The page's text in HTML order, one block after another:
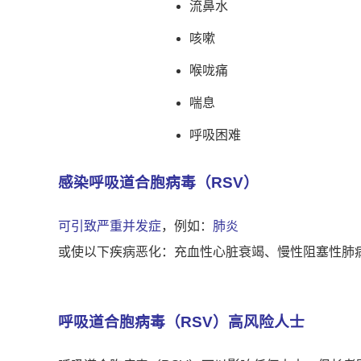
流鼻水
咳嗽
喉咙痛
喘息
呼吸困难
感染呼吸道合胞病毒（RSV）
可引致严重并发症，例如： 肺炎
或使以下疾病恶化：充血性心脏衰竭、慢性阻塞性肺
呼吸道合胞病毒（RSV）高风险人士